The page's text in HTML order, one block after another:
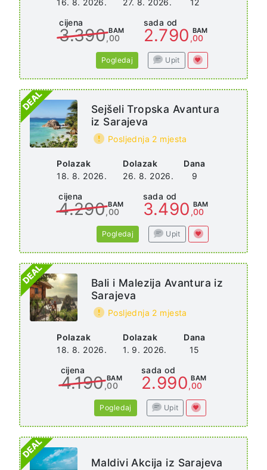
16. 8. 2026.
27. 8. 2026.
12
cijena
3.390 BAM
,00
sada od
2.790 BAM
,00
Pogledaj Upit
Polazak
18. 8. 2026.
Dolazak
26. 8. 2026.
Dana
9
Sejšeli Tropska Avantura
iz Sarajeva
Posljednja 2 mjesta
cijena
4.290 BAM
,00
sada od
3.490 BAM
,00
Pogledaj Upit
Polazak
18. 8. 2026.
Dolazak
1. 9. 2026.
Dana
15
Bali i Malezija Avantura iz
Sarajeva
Posljednja 2 mjesta
cijena
4.190 BAM
,00
sada od
2.990 BAM
,00
Pogledaj Upit
Maldivi Akcija iz Sarajeva